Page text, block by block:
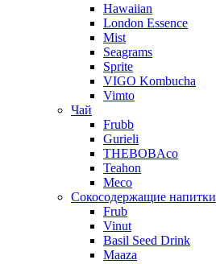
Hawaiian
London Essence
Mist
Seagrams
Sprite
VIGO Kombucha
Vimto
Чай
Frubb
Gurieli
THEBOBAco
Teahon
Meco
Сокосодержащие напитки
Frub
Vinut
Basil Seed Drink
Maaza